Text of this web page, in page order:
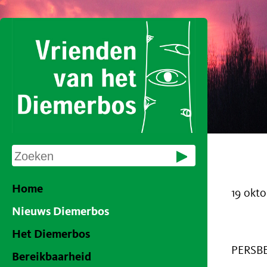
Home
Nieuws Diemerbos
Het Diemerbos
Bereikbaarheid
19